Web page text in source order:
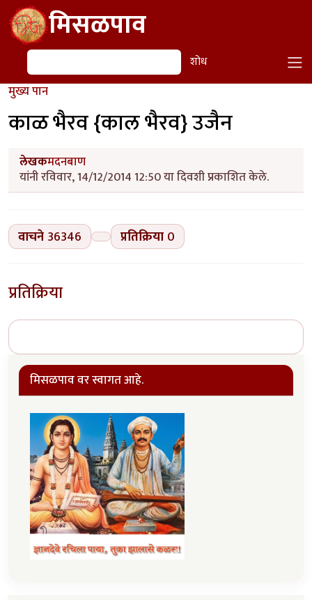
Skip to main contentमिसळपाव
शोध शोध
मुख्य पान
काळ भैरव {काल भैरव} उजैन
लेखकमदनबाण
यांनी रविवार, 14/12/2014 12:50 या दिवशी प्रकाशित केले.
वाचने 36346 प्रतिक्रिया 0
प्रतिक्रिया
मिसळपाव वर स्वागत आहे.